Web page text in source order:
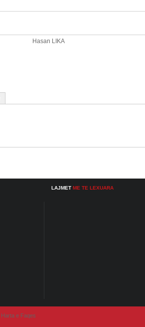
Hasan LIKA
LAJMET ME TE LEXUARA
Harta e Faqes